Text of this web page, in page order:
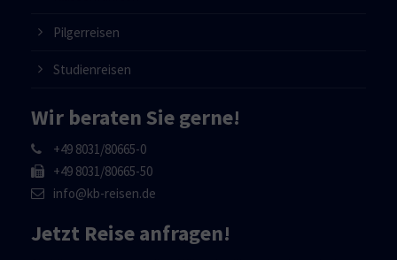
Pilgerreisen
Studienreisen
Wir beraten Sie gerne!
+49 8031/80665-0
+49 8031/80665-50
info@kb-reisen.de
Jetzt Reise anfragen!